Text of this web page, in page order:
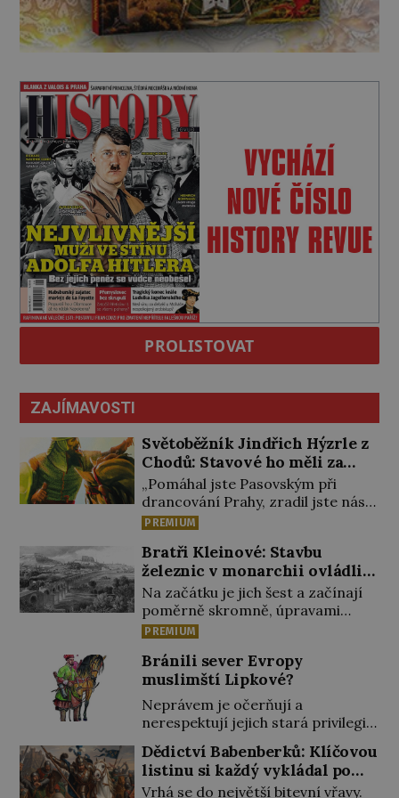
PROLISTOVAT
ZAJÍMAVOSTI
Světoběžník Jindřich Hýzrle z
Chodů: Stavové ho měli za
zrádce
„Pomáhal jste Pasovským při
drancování Prahy, zradil jste nás!“
nařknou čeští stavové hlavního
Jindřich se však zastrašit nenechá.
Zachová chladnou hlavu a trestu
unikne. Nicméně cejchu zrádce se
už nezbaví… Tři roky stačily! Škola
pro něj není. Jindřich Michal
Hýzrle z Chodů (1575–1665) se v ní
nudí. 10letý chlapec chce
procestovat […]
PREMIUM
Bratři Kleinové: Stavbu
železnic v monarchii ovládli
samouci
Na začátku je jich šest a začínají
poměrně skromně, úpravami
zahrad, rybníků a parků. Postupně
Během 40 let vybudují na území
monarchie třetinu všech tratí,
tedy asi 3500 kilometrů! Ohromně
na tom zbohatnou… Podnikavého
ducha zdědí bratři Kleinové po
otci Johannovi (1756–1835), který
má malý statek na Jesenicku […]
PREMIUM
Bránili sever Evropy
muslimští Lipkové?
Neprávem je očerňují a
nerespektují jejich stará privilegia.
A hlavně jim přestali vyplácet
dohodnutý žold! Lipkové proti
těmto „podrazům“ hlasitě
protestují, jenže spravedlnosti
Dědictví Babenberků: Klíčovou
listinu si každý vykládal po
svém
Vrhá se do největší bitevní vřavy.